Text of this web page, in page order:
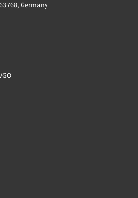
Germany